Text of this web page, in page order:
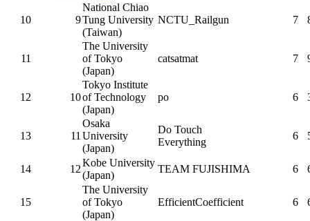
10 9
National Chiao
Tung University
(Taiwan)
NCTU_Railgun 7
11
The University
of Tokyo
(Japan)
catsatmat 7
12 10
Tokyo Institute
of Technology
(Japan)
po 6
13 11
Osaka
University
(Japan)
Do Touch
Everything
6
14 12
Kobe University
(Japan)
TEAM FUJISHIMA 6
15
The University
of Tokyo
(Japan)
EfficientCoefficient 6